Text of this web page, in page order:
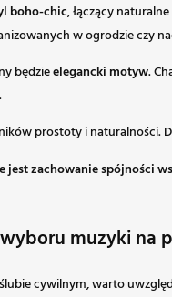
boho-chic, łączący
w ogrodzie czy
będzieelegancki motyw.
prostoty i naturalności.
jest zachowanie spójności
muzyki na
cywilnym, warto